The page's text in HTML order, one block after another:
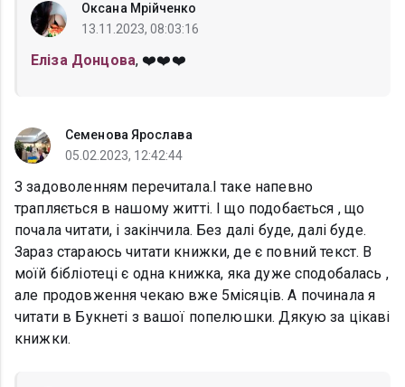
Оксана Мрійченко
13.11.2023, 08:03:16
Еліза Донцова, ❤️❤️❤️
Семенова Ярослава
05.02.2023, 12:42:44
З задоволенням перечитала.І таке напевно
трапляється в нашому житті. І що подобається , що
почала читати, і закінчила. Без далі буде, далі буде.
Зараз стараюсь читати книжки, де є повний текст. В
моїй бібліотеці є одна книжка, яка дуже сподобалась ,
але продовження чекаю вже 5місяців. А починала я
читати в Букнеті з вашої попелюшки. Дякую за цікаві
книжки.